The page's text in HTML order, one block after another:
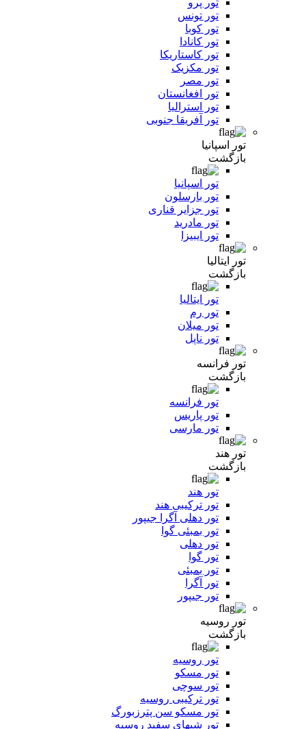
تور پرو
تور تونس
تور کوبا
تور کانادا
تور کاستاریکا
تور مکزیک
تور مصر
تور افغانستان
تور استرالیا
تور آفریقا جنوبی
تور اسپانیا
بازگشت
تور اسپانیا
تور بارسلون
تور جزایر قناری
تور مادرید
تور ایبیزا
تور ایتالیا
بازگشت
تور ایتالیا
تور رم
تور میلان
تور ناپل
تور فرانسه
بازگشت
تور فرانسه
تور پاریس
تور مارسی
تور هند
بازگشت
تور هند
تور ترکیبی هند
تور دهلی آگرا جیپور
تور بمبئی گوا
تور دهلی
تور گوا
تور بمبئی
تور آگرا
تور جیپور
تور روسیه
بازگشت
تور روسیه
تور مسکو
تور سوچی
تور ترکیبی روسیه
تور مسکو سن پترزبورگ
تور شبهای سفید روسیه